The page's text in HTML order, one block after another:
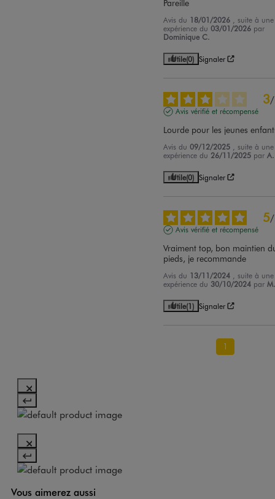
Pareille
Avis du 18/01/2026
, suite à une
expérience du03/01/2026 par
Dominique C.
Utile(0) Signaler
3/
Avis vérifié et récompensé
Lourde pour les jeunes
Avis du09/12/2025
, suite à une
expérience du 26/11/2025 par
Utile(0) Signaler
5/
Avis vérifié et récompensé
Vraiment top, bon maintien
pieds, je recommande
Avis du 13/11/2024
, suite à une
expérience du 30/10/2024 par
Utile(1) Signaler
1
Vous aimerez aussi